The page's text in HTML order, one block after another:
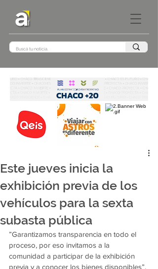
Este jueves inicia la
exhibición previa de los
vehículos para la sexta
subasta pública
”Garantizamos transparencia en todo el
proceso, por eso invitamos a la
comunidad a participar de la exhibición
previa y a conocer los bienes disponibles”,